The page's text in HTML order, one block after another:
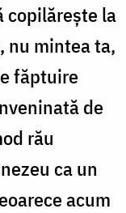
copilărește la
nu mintea ta,
făptuire
de
rău
ca un
acum